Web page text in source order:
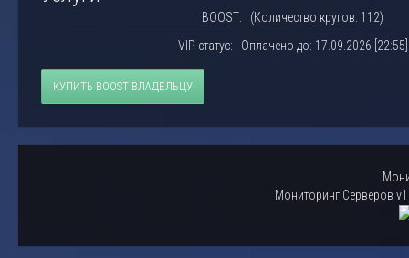
BOOST: (Количество кругов: 112)
VIP статус: Оплачено до: 17.09.2026 [22:55]
КУПИТЬ BOOST ВЛАДЕЛЬЦУ
Мониторинг Серверов